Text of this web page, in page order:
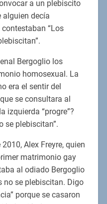
a un plebiscito
alguien decía
“Los
Bergoglio los
homosexual. La
era el sentir del
se consultara al
izquierda “progre”?
se plebiscitan”.
Alex Freyre, quien
matrimonio gay
al odiado Bergoglio
no se plebiscitan. Digo
porque se casaron